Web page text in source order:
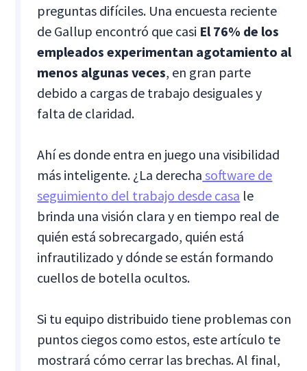
preguntas difíciles. Una encuesta reciente
de Gallup encontró que casi El 76% de los
empleados experimentan agotamiento al
menos algunas veces, en gran parte
debido a cargas de trabajo desiguales y
falta de claridad.
Ahí es donde entra en juego una visibilidad
más inteligente. ¿La derecha software de
seguimiento del trabajo desde casa le
brinda una visión clara y en tiempo real de
quién está sobrecargado, quién está
infrautilizado y dónde se están formando
cuellos de botella ocultos.
Si tu equipo distribuido tiene problemas con
puntos ciegos como estos, este artículo te
mostrará cómo cerrar las brechas. Al final,